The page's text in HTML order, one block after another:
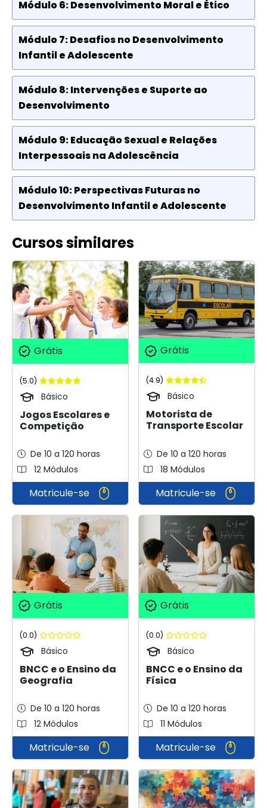
Módulo 6: Desenvolvimento Moral e Ético
Módulo 7: Desafios no Desenvolvimento
Infantil e Adolescente
Módulo 8: Intervenções e Suporte ao
Desenvolvimento
Módulo 9: Educação Sexual e Relações
Interpessoais na Adolescência
Módulo 10: Perspectivas Futuras no
Desenvolvimento Infantil e Adolescente
Cursos similares
Grátis
(5.0)
Básico
Jogos Escolares e
Competição
De 10 a 120 horas
12 Módulos
Matricule-se
Grátis
(4.9)
Básico
Motorista de
Transporte Escolar
De 10 a 120 horas
18 Módulos
Matricule-se
Grátis
(0.0)
Básico
BNCC e o Ensino da
Geografia
De 10 a 120 horas
12 Módulos
Matricule-se
Grátis
(0.0)
Básico
BNCC e o Ensino da
Física
De 10 a 120 horas
11 Módulos
Matricule-se